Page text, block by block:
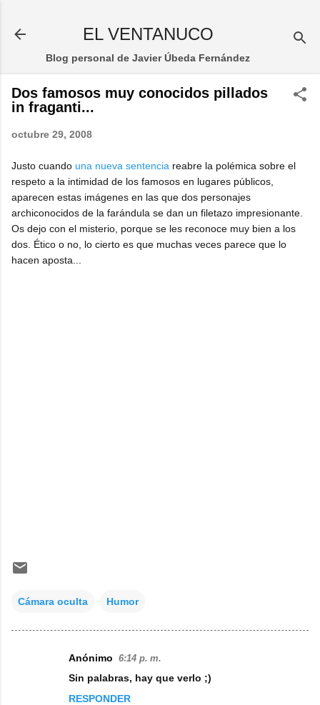
EL VENTANUCO
Blog personal de Javier Úbeda Fernández
Dos famosos muy conocidos pillados
in fraganti...
octubre 29, 2008
Justo cuando una nueva sentencia reabre la polémica sobre el
respeto a la intimidad de los famosos en lugares públicos,
aparecen estas imágenes en las que dos personajes
archiconocidos de la farándula se dan un filetazo impresionante.
Os dejo con el misterio, porque se les reconoce muy bien a los
dos. Ético o no, lo cierto es que muchas veces parece que lo
hacen aposta...
Cámara oculta Humor
Anónimo 6:14 p. m.
Sin palabras, hay que verlo ;)
RESPONDER